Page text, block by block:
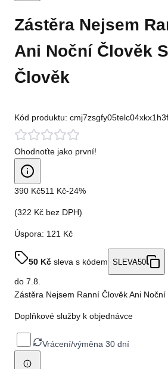
Zástěra Nejsem
Ani Noční Člověk
Člověk
Kód produktu:
Ohodnoťte jako první!
390 Kč511 Kč-24%
(322 Kč bez DPH)
Úspora: 121 Kč
50 Kč sleva s kódem SLEVA50
do 7.8.
Zástěra Nejsem Ranní Člověk Ani
Doplňkové služby k objednávce
Vrácení/výměna 30 dní